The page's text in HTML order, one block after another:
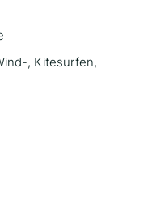
, Kitesurfen,